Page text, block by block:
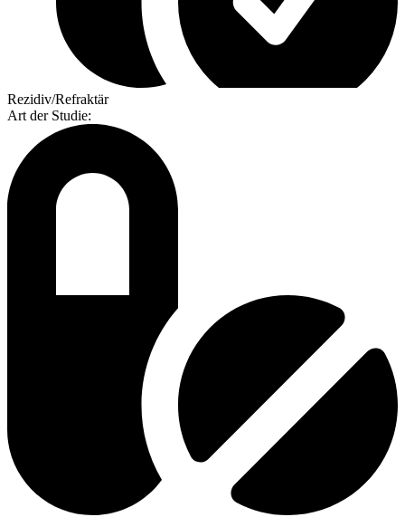
Rezidiv/Refraktär
Art der Studie: